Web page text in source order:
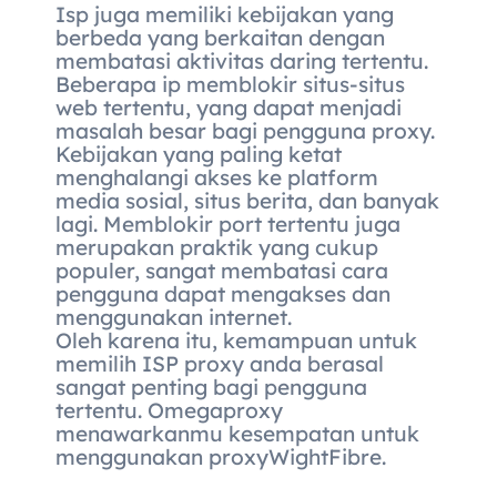
Isp juga memiliki kebijakan yang
berbeda yang berkaitan dengan
membatasi aktivitas daring tertentu.
Beberapa ip memblokir situs-situs
web tertentu, yang dapat menjadi
masalah besar bagi pengguna proxy.
Kebijakan yang paling ketat
menghalangi akses ke platform
media sosial, situs berita, dan banyak
lagi. Memblokir port tertentu juga
merupakan praktik yang cukup
populer, sangat membatasi cara
pengguna dapat mengakses dan
menggunakan internet.
Oleh karena itu, kemampuan untuk
memilih ISP proxy anda berasal
sangat penting bagi pengguna
tertentu. Omegaproxy
menawarkanmu kesempatan untuk
menggunakan proxyWightFibre.